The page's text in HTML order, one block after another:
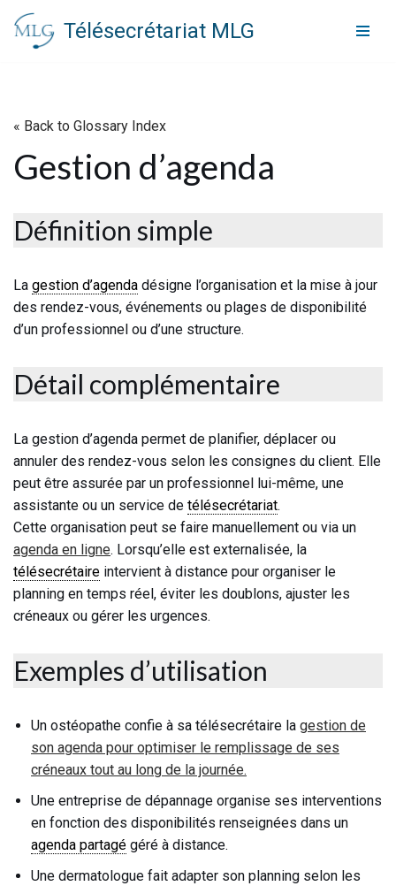
Aller
Télésecrétariat MLG
« Back to Glossary Index
Gestion d’agenda
Définition simple
La gestion d’agenda désigne l’organisation et la mise à jour
des rendez-vous, événements ou plages de disponibilité
d’un professionnel ou d’une structure.
Détail complémentaire
La gestion d’agenda permet de planifier, déplacer ou
annuler des rendez-vous selon les consignes du client. Elle
peut être assurée par un professionnel lui-même, une
assistante ou un service de télésecrétariat.
Cette organisation peut se faire manuellement ou via un
agenda en ligne. Lorsqu’elle est externalisée, la
télésecrétaire intervient à distance pour organiser le
planning en temps réel, éviter les doublons, ajuster les
créneaux ou gérer les urgences.
Exemples d’utilisation
Un ostéopathe confie à sa télésecrétaire la gestion de
son agenda pour optimiser le remplissage de ses
créneaux tout au long de la journée.
Une entreprise de dépannage organise ses interventions
en fonction des disponibilités renseignées dans un
agenda partagé géré à distance.
Une dermatologue fait adapter son planning selon les